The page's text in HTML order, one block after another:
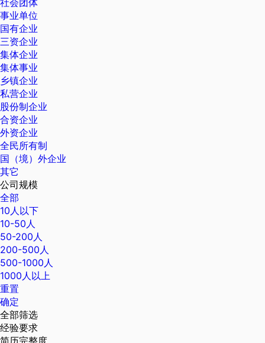
社会团体
事业单位
国有企业
三资企业
集体企业
集体事业
乡镇企业
私营企业
股份制企业
合资企业
外资企业
全民所有制
国（境）外企业
其它
公司规模
全部
10人以下
10-50人
50-200人
200-500人
500-1000人
1000人以上
重置
确定
全部筛选
经验要求